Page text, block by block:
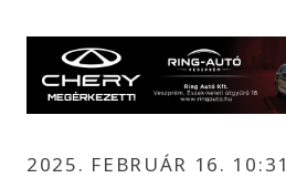
2025. FEBRUÁR 16. 10:31